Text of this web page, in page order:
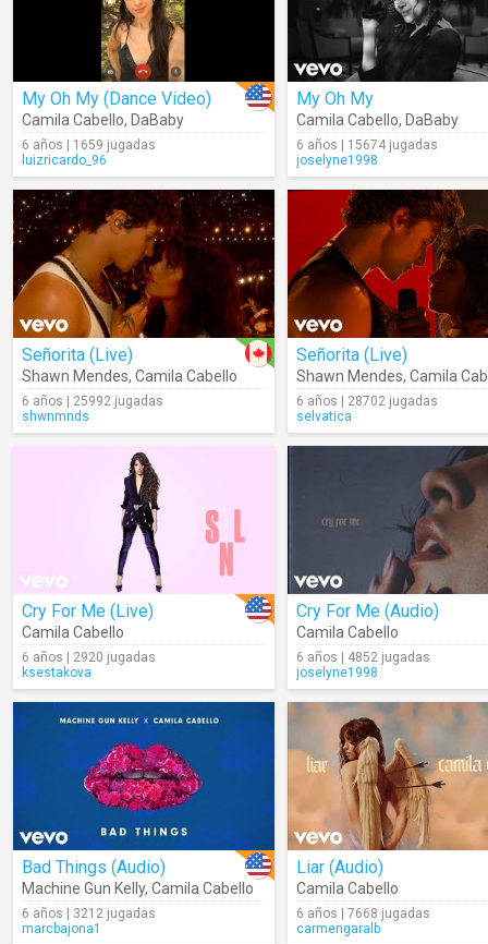
My Oh My (Dance Video)
Camila Cabello, DaBaby
6 años | 1659 jugadas
luizricardo_96
My Oh My
Camila Cabello, DaBaby
6 años | 15674 jugadas
joselyne1998
Señorita (Live)
Shawn Mendes, Camila Cabello
6 años | 25992 jugadas
shwnmnds
Señorita (Live)
Shawn Mendes, Camila
6 años | 28702 jugadas
selvatica
Cry For Me (Live)
Camila Cabello
6 años | 2920 jugadas
ksestakova
Cry For Me (Audio)
Camila Cabello
6 años | 4852 jugadas
joselyne1998
Bad Things (Audio)
Machine Gun Kelly, Camila Cabello
6 años | 3212 jugadas
marcbajona1
Liar (Audio)
Camila Cabello
6 años | 7668 jugadas
carmengaralb